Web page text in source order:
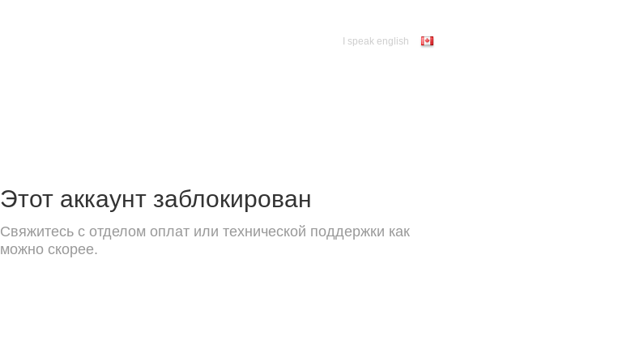
I speak english
Этот аккаунт заблокирован
Свяжитесь с отделом оплат или технической поддержки как
можно скорее.